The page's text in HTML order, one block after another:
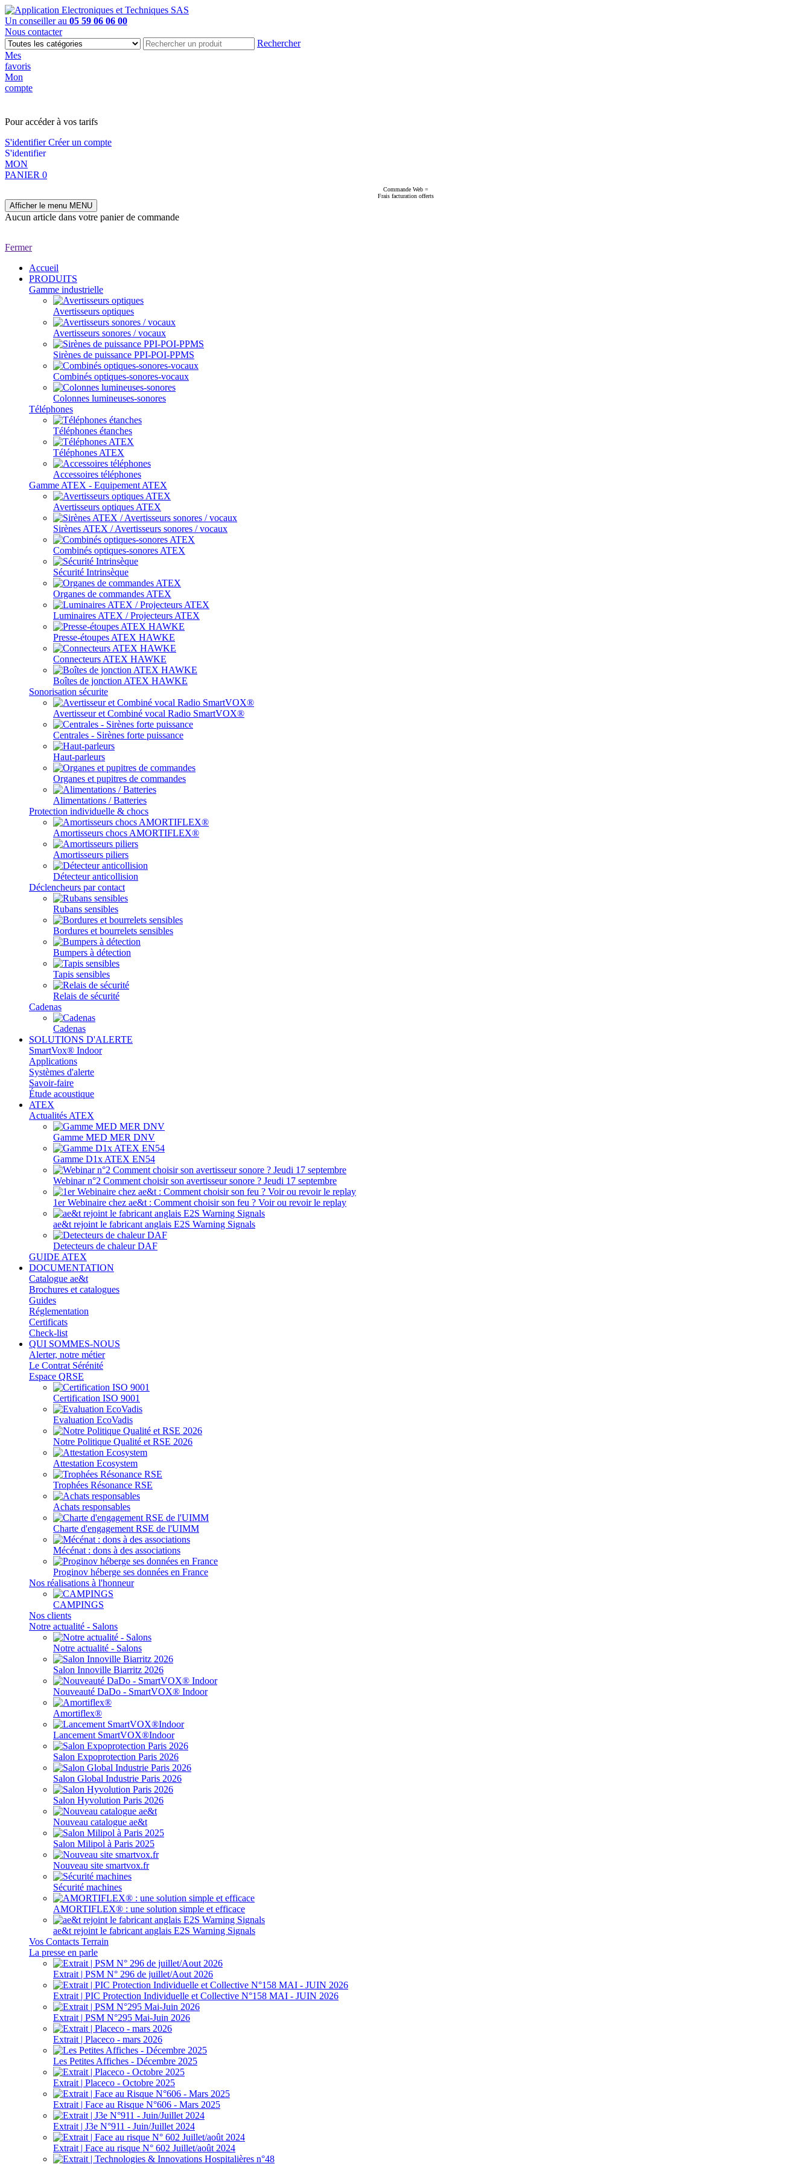
Un conseiller au 05 59 06 06 00
Nous contacter
Rechercher
Mes
favoris
Mon
compte
Pour accéder à vos tarifs
S'identifierCréer un compte
S'identifier
MON
PANIER 0
Commande Web =
Frais facturation offerts
Afficher le menu MENU
Aucun article dans votre panier de commande
Fermer
Accueil
PRODUITS
Gamme industrielle
Avertisseurs optiques
Avertisseurs sonores / vocaux
Sirènes de puissance PPI-POI-PPMS
Combinés optiques-sonores-vocaux
Colonnes lumineuses-sonores
Téléphones
Téléphones étanches
Téléphones ATEX
Accessoires téléphones
Gamme ATEX - Equipement ATEX
Avertisseurs optiques ATEX
Sirènes ATEX / Avertisseurs sonores / vocaux
Combinés optiques-sonores ATEX
Sécurité Intrinsèque
Organes de commandes ATEX
Luminaires ATEX / Projecteurs ATEX
Presse-étoupes ATEX HAWKE
Connecteurs ATEX HAWKE
Boîtes de jonction ATEX HAWKE
Sonorisation sécurite
Avertisseur et Combiné vocal Radio SmartVOX®
Centrales - Sirènes forte puissance
Haut-parleurs
Organes et pupitres de commandes
Alimentations / Batteries
Protection individuelle & chocs
Amortisseurs chocs AMORTIFLEX®
Amortisseurs piliers
Détecteur anticollision
Déclencheurs par contact
Rubans sensibles
Bordures et bourrelets sensibles
Bumpers à détection
Tapis sensibles
Relais de sécurité
Cadenas
Cadenas
SOLUTIONS D'ALERTE
SmartVox® Indoor
Applications
Systèmes d'alerte
Savoir-faire
Étude acoustique
ATEX
Actualités ATEX
Gamme MED MER DNV
Gamme D1x ATEX EN54
Webinar n°2 Comment choisir son avertisseur sonore ? Jeudi 17 septembre
1er Webinaire chez ae&t : Comment choisir son feu ? Voir ou revoir le replay
ae&t rejoint le fabricant anglais E2S Warning Signals
Detecteurs de chaleur DAF
GUIDE ATEX
DOCUMENTATION
Catalogue ae&t
Brochures et catalogues
Guides
Réglementation
Certificats
Check-list
QUI SOMMES-NOUS
Alerter, notre métier
Le Contrat Sérénité
Espace QRSE
Certification ISO 9001
Evaluation EcoVadis
Notre Politique Qualité et RSE 2026
Attestation Ecosystem
Trophées Résonance RSE
Achats responsables
Charte d'engagement RSE de l'UIMM
Mécénat : dons à des associations
Proginov héberge ses données en France
Nos réalisations à l'honneur
CAMPINGS
Nos clients
Notre actualité - Salons
Notre actualité - Salons
Salon Innoville Biarritz 2026
Nouveauté DaDo - SmartVOX® Indoor
Amortiflex®
Lancement SmartVOX®Indoor
Salon Expoprotection Paris 2026
Salon Global Industrie Paris 2026
Salon Hyvolution Paris 2026
Nouveau catalogue ae&t
Salon Milipol à Paris 2025
Nouveau site smartvox.fr
Sécurité machines
AMORTIFLEX® : une solution simple et efficace
ae&t rejoint le fabricant anglais E2S Warning Signals
Vos Contacts Terrain
La presse en parle
Extrait | PSM N° 296 de juillet/Aout 2026
Extrait | PIC Protection Individuelle et Collective N°158 MAI - JUIN 2026
Extrait | PSM N°295 Mai-Juin 2026
Extrait | Placeco - mars 2026
Les Petites Affiches - Décembre 2025
Extrait | Placeco - Octobre 2025
Extrait | Face au Risque N°606 - Mars 2025
Extrait | J3e N°911 - Juin/Juillet 2024
Extrait | Face au risque N° 602 Juillet/août 2024